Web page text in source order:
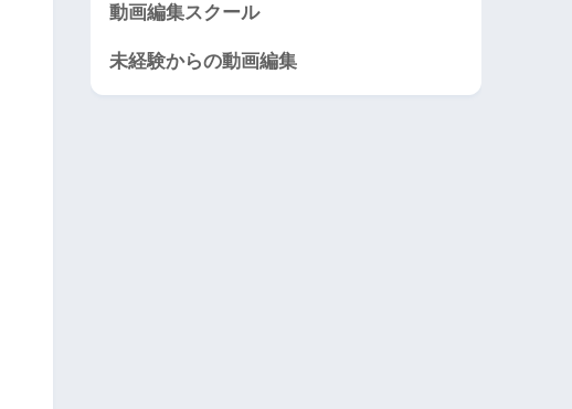
動画編集スクール
未経験からの動画編集